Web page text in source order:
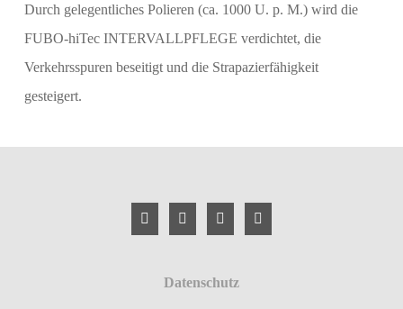
Durch gelegentliches Polieren (ca. 1000 U. p. M.) wird die
FUBO-hiTec INTERVALLPFLEGE verdichtet, die
Verkehrsspuren beseitigt und die Strapazierfähigkeit
gesteigert.
Datenschutz